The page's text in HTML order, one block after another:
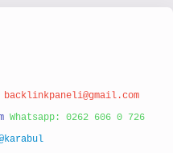
backlinkpaneli@gmail.com
Whatsapp: 0262 606 0 726